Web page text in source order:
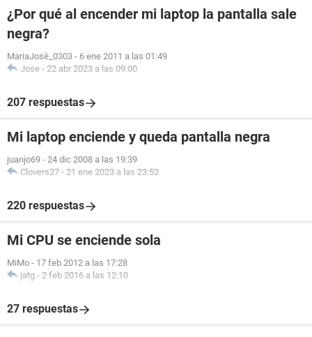
¿Por qué al encender mi laptop la pantalla sale
negra?
MariaJosè_0303 - 6 ene 2011 a las 01:49
Jose - 22 abr 2023 a las 09:00
207 respuestas
Mi laptop enciende y queda pantalla negra
juanjo69 - 24 dic 2008 a las 19:39
Clovers27 - 21 ene 2023 a las 23:52
220 respuestas
Mi CPU se enciende sola
MiMo - 17 feb 2012 a las 17:28
jatg - 2 feb 2016 a las 12:10
27 respuestas